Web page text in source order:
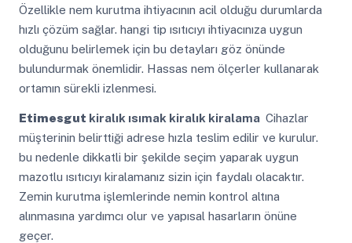
Özellikle nem kurutma ihtiyacının acil olduğu durumlarda
hızlı çözüm sağlar. hangi tip ısıtıcıyı ihtiyacınıza uygun
olduğunu belirlemek için bu detayları göz önünde
bulundurmak önemlidir. Hassas nem ölçerler kullanarak
ortamın sürekli izlenmesi.
Etimesgut kiralık ısımak kiralık kiralama Cihazlar
müşterinin belirttiği adrese hızla teslim edilir ve kurulur.
bu nedenle dikkatli bir şekilde seçim yaparak uygun
mazotlu ısıtıcıyı kiralamanız sizin için faydalı olacaktır.
Zemin kurutma işlemlerinde nemin kontrol altına
alınmasına yardımcı olur ve yapısal hasarların önüne
geçer.